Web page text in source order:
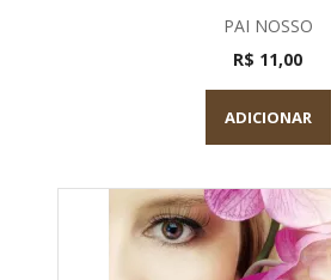
PAI NOSSO
R$ 11,00
ADICIONAR